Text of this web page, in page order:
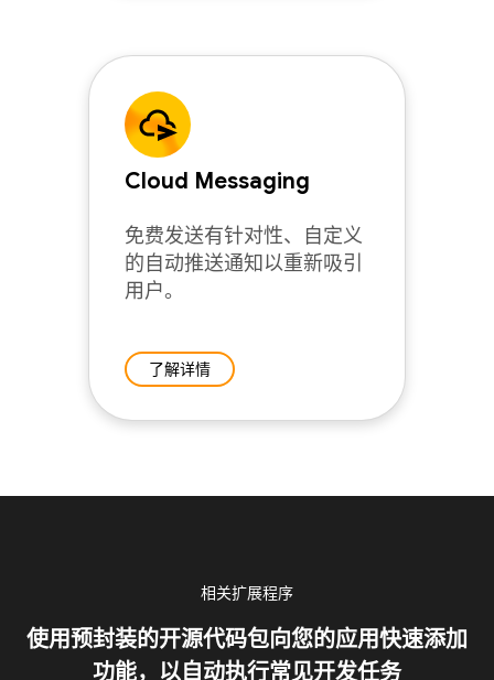
Cloud Messaging
免费发送有针对性、自定义
的自动推送通知以重新吸引
用户。
了解详情
相关扩展程序
使用预封装的开源代码包向您的应用快速添加
功能，以自动执行常见开发任务